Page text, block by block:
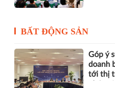
BẤT ĐỘNG SẢN
Góp ý
doanh
tới thị